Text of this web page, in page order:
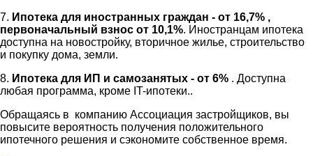
7. Ипотека для иностранных граждан - от 16,7% ,
первоначальный взнос от 10,1%. Иностранцам ипотека
доступна на новостройку, вторичное жилье, строительство
и покупку дома, земли.
8. Ипотека для ИП и самозанятых - от 6% . Доступна
любая программа, кроме IT-ипотеки..
Обращаясь в компанию Ассоциация застройщиков, вы
повысите вероятность получения положительного
ипотечного решения и сэкономите собственное время.